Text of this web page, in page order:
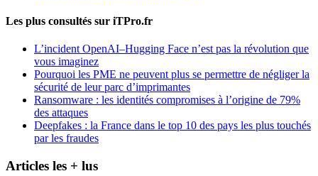
Les plus consultés sur iTPro.fr
L’incident OpenAI–Hugging Face n’est pas la révolution que
vous imaginez
Pourquoi les PME ne peuvent plus se permettre de négliger la
sécurité de leur parc d’imprimantes
Ransomware : les identités compromises à l’origine de 79%
des attaques
Deepfakes : la France dans le top 10 des pays les plus touchés
par les fraudes
Articles les + lus